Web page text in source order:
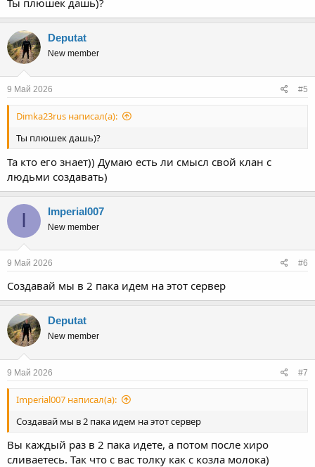
Deputat
New member
9 Май 2026 #5
Dimka23rus написал(а):
Ты плюшек дашь)?
Та кто его знает)) Думаю есть ли смысл свой клан с
людьми создавать)
I Imperial007
New member
9 Май 2026 #6
Создавай мы в 2 пака идем на этот сервер
Deputat
New member
9 Май 2026 #7
Imperial007 написал(а):
Создавай мы в 2 пака идем на этот сервер
Вы каждый раз в 2 пака идете, а потом после хиро
сливаетесь. Так что с вас толку как с козла молока)